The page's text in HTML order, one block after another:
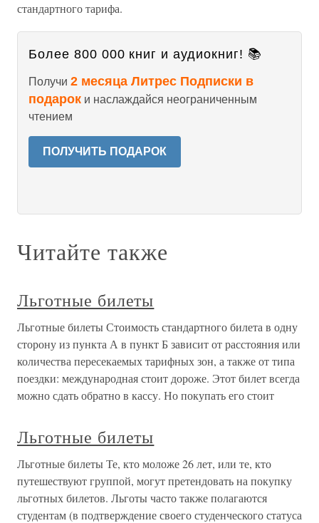
стандартного тарифа.
Более 800 000 книг и аудиокниг! 📚
Получи 2 месяца Литрес Подписки в
подарок и наслаждайся неограниченным
чтением
ПОЛУЧИТЬ ПОДАРОК
Читайте также
Льготные билеты
Льготные билеты Стоимость стандартного билета в одну
сторону из пункта А в пункт Б зависит от расстояния или
количества пересекаемых тарифных зон, а также от типа
поездки: международная стоит дороже. Этот билет всегда
можно сдать обратно в кассу. Но покупать его стоит
Льготные билеты
Льготные билеты Те, кто моложе 26 лет, или те, кто
путешествуют группой, могут претендовать на покупку
льготных билетов. Льготы часто также полагаются
студентам (в подтверждение своего студенческого статуса